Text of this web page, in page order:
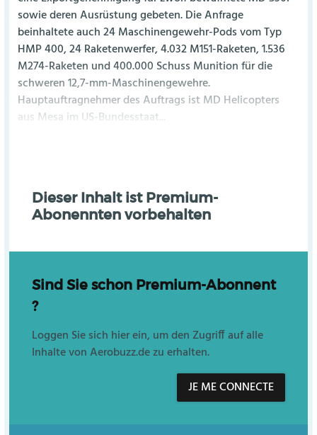
sowie deren Ausrüstung gebeten. Die Anfrage
beinhaltete auch 24 Maschinengewehr-Pods vom Typ
HMP 400, 24 Raketenwerfer, 4.032 M151-Raketen, 1.536
M274-Raketen und 400.000 Schuss Munition für die
schweren 12,7-mm-Maschinengewehre.
Hauptauftragnehmer des Auftrags ist MD Helicopters
aus Mesa im US-Bundesstaat...
Dieser Inhalt ist Premium-
Abonennten vorbehalten
Sind Sie schon Premium-Abonnent
?
Loggen Sie sich hier ein, um den Zugriff auf alle
Inhalte von Aerobuzz.de zu erhalten.
JE ME CONNECTE